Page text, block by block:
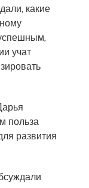
какие
учат
польза
развития